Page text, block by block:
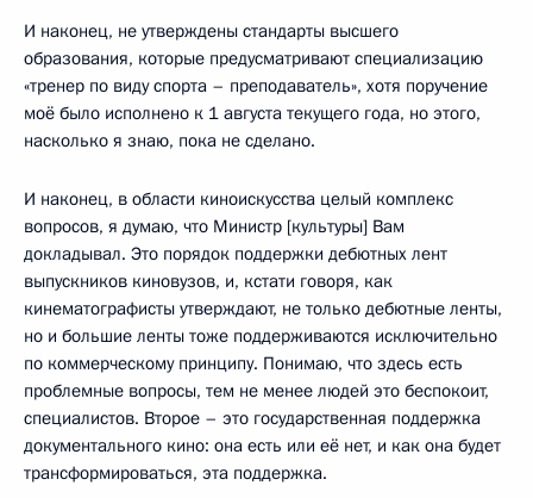
И наконец, не утверждены стандарты высшего
образования, которые предусматривают специализацию
«тренер по виду спорта – преподаватель», хотя поручение
моё было исполнено к 1 августа текущего года, но этого,
насколько я знаю, пока не сделано.
И наконец, в области киноискусства целый комплекс
вопросов, я думаю, что Министр [культуры] Вам
докладывал. Это порядок поддержки дебютных лент
выпускников киновузов, и, кстати говоря, как
кинематографисты утверждают, не только дебютные ленты,
но и большие ленты тоже поддерживаются исключительно
по коммерческому принципу. Понимаю, что здесь есть
проблемные вопросы, тем не менее людей это беспокоит,
специалистов. Второе – это государственная поддержка
документального кино: она есть или её нет, и как она будет
трансформироваться, эта поддержка.